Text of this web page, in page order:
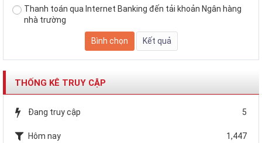
Thanh toán qua Internet Banking đến tải khoản Ngân hàng
nhà trường
THỐNG KÊ TRUY CẬP
Đang truy cập 5
Hôm nay
1,447